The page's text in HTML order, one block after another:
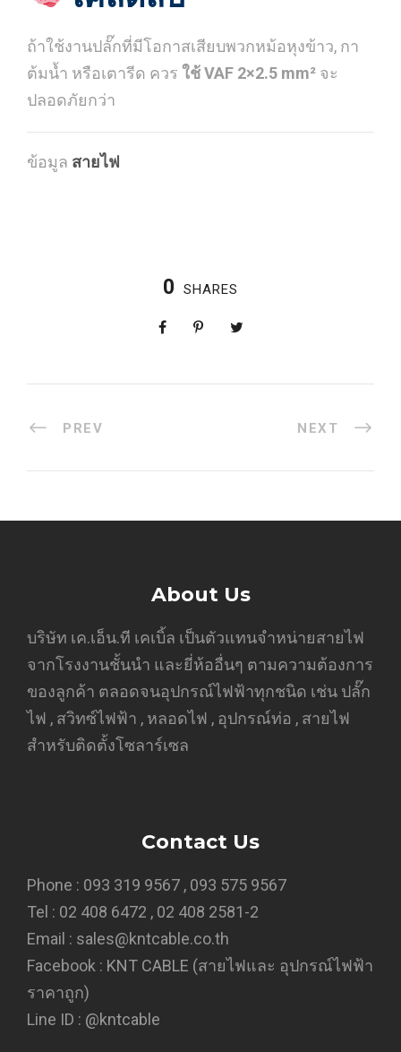
ถ้าใช้งานปลั๊กที่มีโอกาสเสียบพวกหม้อหุงข้าว, กา
ต้มน้ำ หรือเตารีด ควร ใช้ VAF 2×2.5 mm² จะ
ปลอดภัยกว่า
ข้อมูล สายไฟ
0 SHARES
PREV NEXT
About Us
บริษัท เค.เอ็น.ที เคเบิ้ล เป็นตัวแทนจำหน่ายสายไฟ
จากโรงงานชั้นนำ และยี่ห้ออื่นๆ ตามความต้องการ
ของลูกค้า ตลอดจนอุปกรณ์ไฟฟ้าทุกชนิด เช่น ปลั๊ก
ไฟ , สวิทซ์ไฟฟ้า , หลอดไฟ , อุปกรณ์ท่อ , สายไฟ
สำหรับติดตั้งโซลาร์เซล
Contact Us
Phone : 093 319 9567 , 093 575 9567
Tel : 02 408 6472 , 02 408 2581-2
Email : sales@kntcable.co.th
Facebook : KNT CABLE (สายไฟและ อุปกรณ์ไฟฟ้า
ราคาถูก)
Line ID : @kntcable